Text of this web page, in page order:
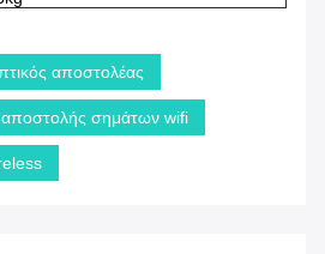
αποστολέας
αποστολής σημάτων wifi